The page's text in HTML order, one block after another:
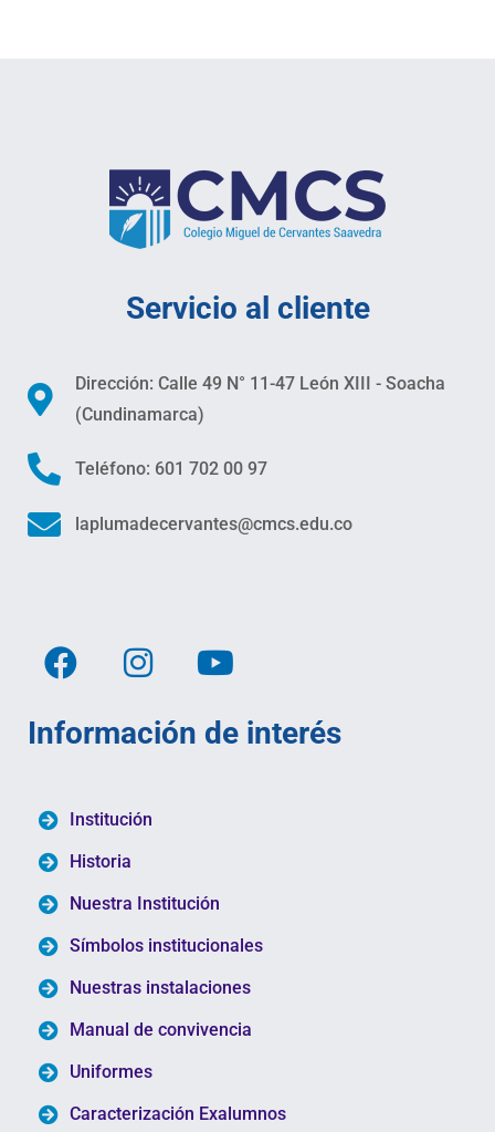
Servicio al cliente
Dirección: Calle 49 N° 11-47 León XIII - Soacha
(Cundinamarca)
Teléfono: 601 702 00 97
laplumadecervantes@cmcs.edu.co
Información de interés
Institución
Historia
Nuestra Institución
Símbolos institucionales
Nuestras instalaciones
Manual de convivencia
Uniformes
Caracterización Exalumnos